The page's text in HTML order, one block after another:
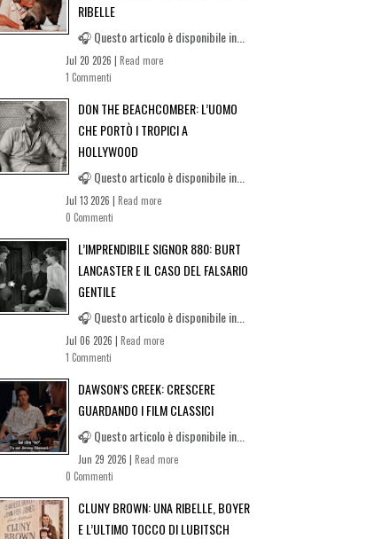
RIBELLE
🎧 Questo articolo è disponibile in...
Jul 20 2026 | Read more
1 Commenti
DON THE BEACHCOMBER: L’UOMO
CHE PORTÒ I TROPICI A
HOLLYWOOD
🎧 Questo articolo è disponibile in...
Jul 13 2026 | Read more
0 Commenti
L’IMPRENDIBILE SIGNOR 880: BURT
LANCASTER E IL CASO DEL FALSARIO
GENTILE
🎧 Questo articolo è disponibile in...
Jul 06 2026 | Read more
1 Commenti
DAWSON’S CREEK: CRESCERE
GUARDANDO I FILM CLASSICI
🎧 Questo articolo è disponibile in...
Jun 29 2026 | Read more
0 Commenti
CLUNY BROWN: UNA RIBELLE, BOYER
E L’ULTIMO TOCCO DI LUBITSCH